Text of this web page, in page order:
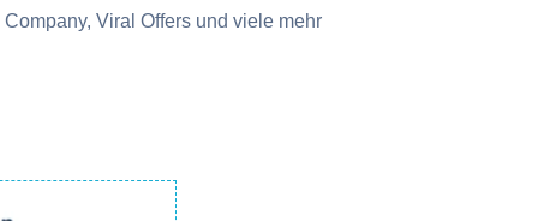
Viral Offers und viele mehr